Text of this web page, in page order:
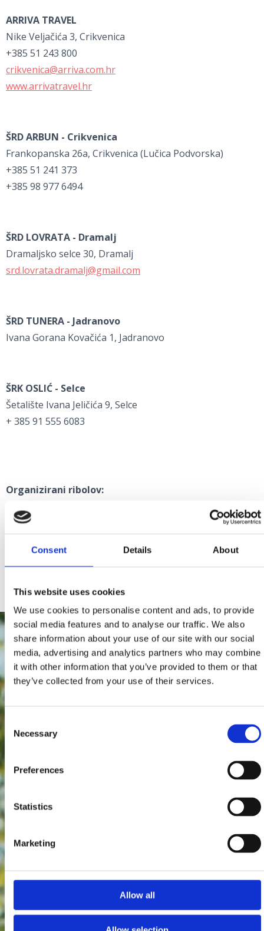
Consent Details About
This website uses cookies
We use cookies to personalise content and ads, to provide
social media features and to analyse our traffic. We also
share information about your use of our site with our social
media, advertising and analytics partners who may combine
it with other information that you’ve provided to them or that
they’ve collected from your use of their services.
Selection
Necessary
Preferences
Statistics
Marketing
Allow all
ARRIVA TRAVEL
Nike Veljačića 3, Crikvenica
+385 51 243 800
crikvenica@arriva.com.hr
www.arrivatravel.hr
ŠRD ARBUN - Crikvenica
Frankopanska 26a, Crikvenica (Lučica Podvorska)
+385 51 241 373
+385 98 977 6494
ŠRD LOVRATA - Dramalj
Dramaljsko selce 30, Dramalj
srd.lovrata.dramalj@gmail.com
ŠRD TUNERA - Jadranovo
Ivana Gorana Kovačića 1, Jadranovo
ŠRK OSLIĆ - Selce
Šetalište Ivana Jeličića 9, Selce
+ 385 91 555 6083
Organizirani ribolov:
FISHING WITH WORLD CHAMPION MAURO LUKŠIĆ
+385 99 334 0427